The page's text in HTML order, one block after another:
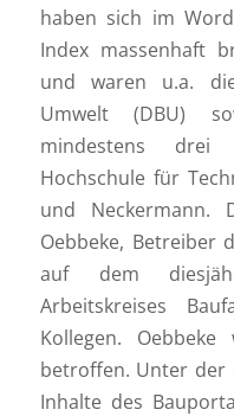
haben sich im
Index massenhaft
und waren u.a.
Umwelt (DBU)
mindestens drei
Hochschule für
und Neckermann.
Oebbeke, Betreiber
auf dem
Arbeitskreises
Kollegen.
betroffen. Unter der
Inhalte des